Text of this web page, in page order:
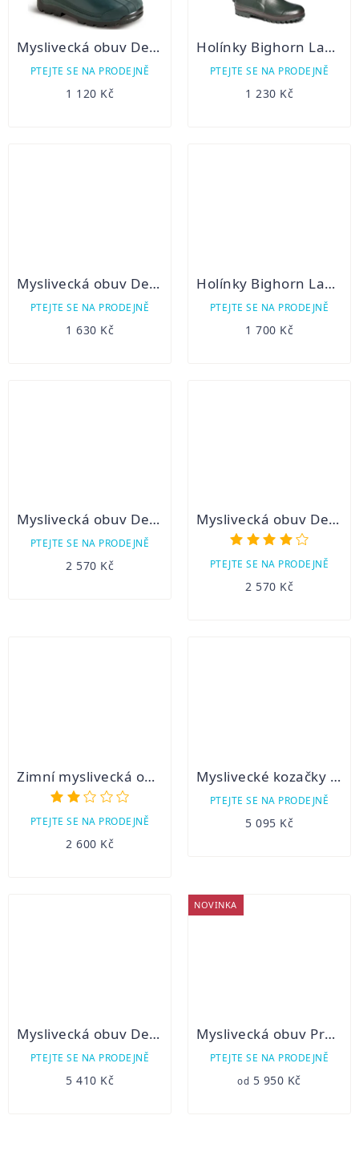
Myslivecká obuv Demar TROP 2
PTEJTE SE NA PRODEJNĚ
1 120 Kč
Holínky Bighorn Labrador
PTEJTE SE NA PRODEJNĚ
1 230 Kč
Myslivecká obuv Demar Yetti Classic
PTEJTE SE NA PRODEJNĚ
1 630 Kč
Holínky Bighorn Labrador Neo
PTEJTE SE NA PRODEJNĚ
1 700 Kč
Myslivecká obuv Demar CARIBOU
PTEJTE SE NA PRODEJNĚ
2 570 Kč
Myslivecká obuv Demar HUNTER PRO
PTEJTE SE NA PRODEJNĚ
2 570 Kč
Zimní myslivecká obuv – TERRAIN
Průměrné
hodnocení
produktu
hvězdiček.
PTEJTE SE NA PRODEJNĚ
2 600 Kč
Myslivecké kozačky Bighorn Klondike
PTEJTE SE NA PRODEJNĚ
5 095 Kč
Myslivecká obuv Demar TIROL DELUXE
PTEJTE SE NA PRODEJNĚ
5 410 Kč
NOVINKA
Myslivecká obuv Prabos Polar Wolf GTX
PTEJTE SE NA PRODEJNĚ
od 5 950 Kč